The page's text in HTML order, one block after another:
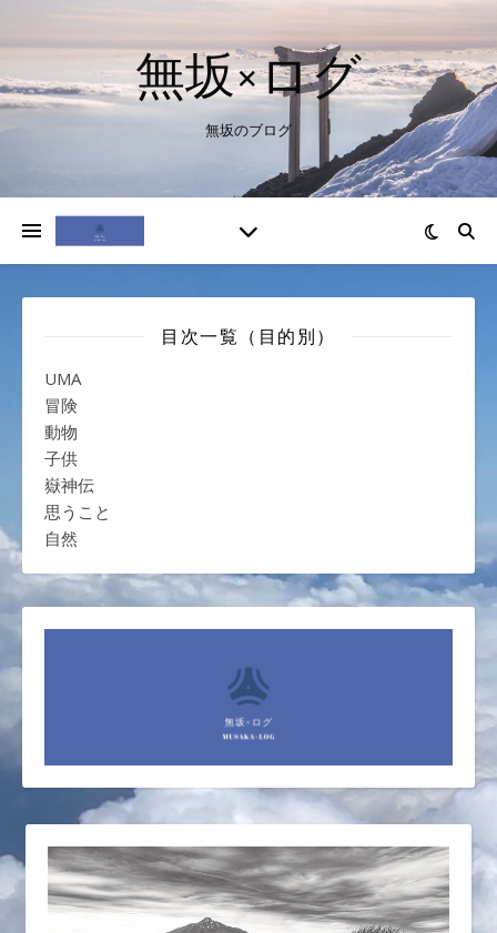
無坂×ログ
無坂のブログ
目次一覧（目的別）
UMA
冒険
動物
子供
嶽神伝
思うこと
自然